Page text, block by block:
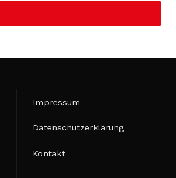
Impressum
Datenschutzerklärung
Kontakt